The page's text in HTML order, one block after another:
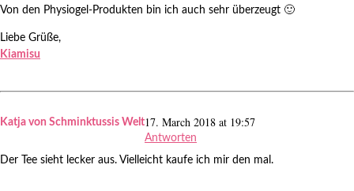
Von den Physiogel-Produkten bin ich auch sehr überzeugt 🙂
Liebe Grüße,
Kiamisu
Katja von Schminktussis Welt17. March 2018 at 19:57
Antworten
Der Tee sieht lecker aus. Vielleicht kaufe ich mir den mal.